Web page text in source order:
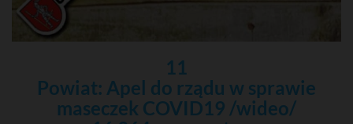
11
Powiat: Apel do rządu w sprawie
maseczek COVID19 /wideo/